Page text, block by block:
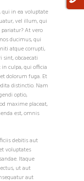
in ea voluptate
vel illum, qui
At vero
ducimus, qui
atque corrupti,
sint, obcaecati
culpa, qui officia
dolorum fuga. Et
distinctio. Nam
optio,
maxime placeat,
est, omnis
debitis aut
voluptates
Itaque
ut aut
aut